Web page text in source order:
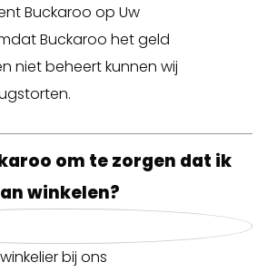
Buckaroo op Uw
Buckaroo het geld
niet beheert kunnen wij
om te zorgen dat ik
winkelen?
bij ons